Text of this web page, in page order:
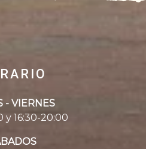
- VIERNES
y 16:30-20:00